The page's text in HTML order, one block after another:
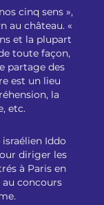
cinq sens »,
au château. «
et la plupart
toute façon,
partage des
est un lieu
la
etc.
Iddo
diriger les
à Paris en
concours